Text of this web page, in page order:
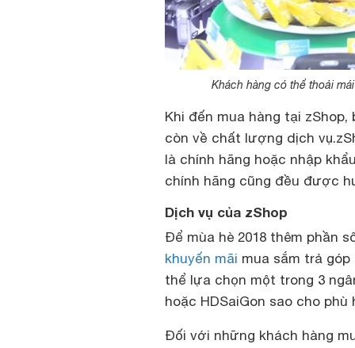
Khách hàng có thể thoải
Khi đến mua hàng tại
còn về chất lượng dịch
là chính hãng hoặc nhập
chính hãng cũng đều được
Dịch vụ của zShop
Để mùa hè 2018 thêm phần
khuyến mãi mua sắm trả
thể lựa chọn một trong 3
hoặc HDSaiGon sao cho
Đối với những khách hàng